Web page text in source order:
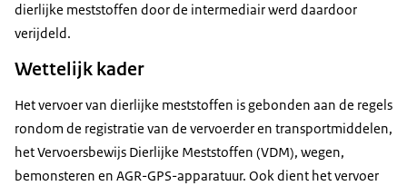
dierlijke meststoffen door de intermediair werd daardoor
verijdeld.
Wettelijk kader
Het vervoer van dierlijke meststoffen is gebonden aan de regels
rondom de registratie van de vervoerder en transportmiddelen,
het Vervoersbewijs Dierlijke Meststoffen (VDM), wegen,
bemonsteren en AGR-GPS-apparatuur. Ook dient het vervoer